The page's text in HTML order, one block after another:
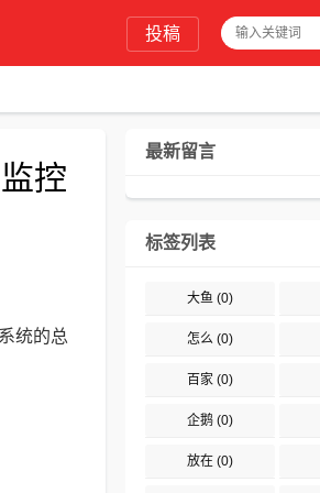
投稿
控
统的总
最新留言
标签列表
大鱼 (0)
怎么 (0)
百家 (0)
企鹅 (0)
放在 (0)